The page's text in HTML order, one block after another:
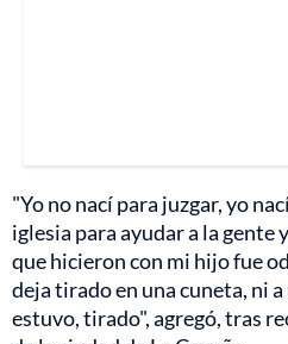
"Yo no nací para juzgar, yo
iglesia para ayudar a la gente
que hicieron con mi hijo fue
deja tirado en una cuneta, ni
estuvo, tirado", agregó, tras